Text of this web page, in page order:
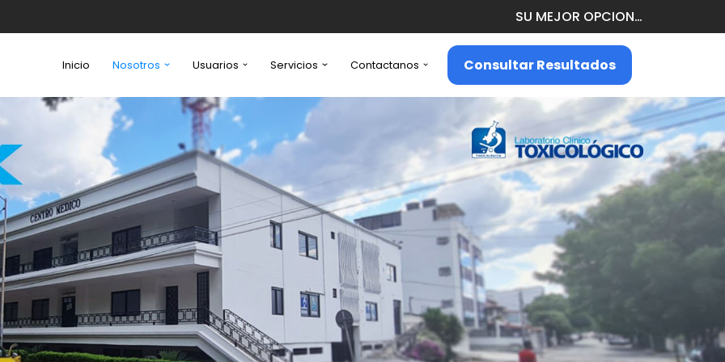
SU MEJOR OPCION…
Inicio Nosotros Usuarios Servicios Contactanos Consultar Resultados